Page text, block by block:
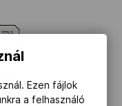
Ezen fájlok
a felhasználó